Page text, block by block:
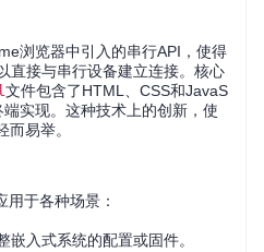
浏览器中引入的串行API，使得
直接与串行设备建立连接。核心
文件包含了HTML、CSS和JavaS
实现。这种技术上的创新，使
易举。
于各种场景：
嵌入式系统的配置或固件。